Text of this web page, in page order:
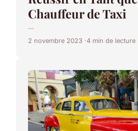
Chauffeur de Taxi
...
2 novembre 2023 4 min de lecture